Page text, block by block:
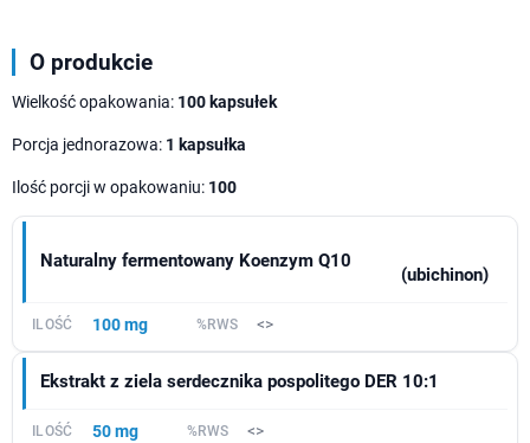
O produkcie
Wielkość opakowania: 100 kapsułek
Porcja jednorazowa: 1 kapsułka
Ilość porcji w opakowaniu: 100
Naturalny fermentowany Koenzym Q10
(ubichinon)
100 mg <>
Ekstrakt z ziela serdecznika pospolitego DER 10:1
50 mg <>